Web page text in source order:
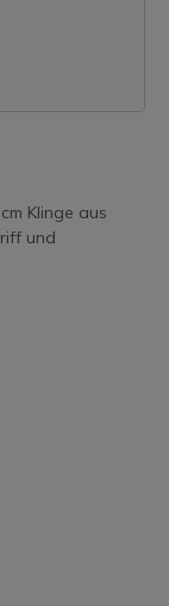
Klinge aus
und